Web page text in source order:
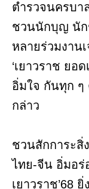
ตำรวจนครบา
ชวนนักบุญ นัก
หลายร่วมงาน
‘เยาวราช ยอ
อิ่มใจ กันทุก ๆ
กล่าว
ชวนสักการะสิ่
ไทย-จีน อิ่มอร่
เยาวราช’68